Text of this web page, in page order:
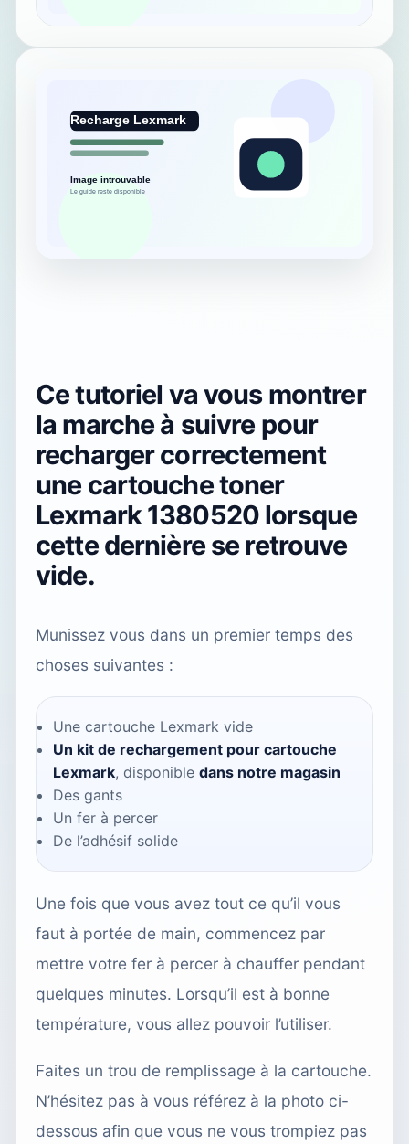
Ce tutoriel va vous montrer
la marche à suivre pour
recharger correctement
une cartouche toner
Lexmark 1380520 lorsque
cette dernière se retrouve
vide.
Munissez vous dans un premier temps des
choses suivantes :
Une cartouche Lexmark vide
Un kit de rechargement pour cartouche
Lexmark, disponible dans notre magasin
Des gants
Un fer à percer
De l’adhésif solide
Une fois que vous avez tout ce qu’il vous
faut à portée de main, commencez par
mettre votre fer à percer à chauffer pendant
quelques minutes. Lorsqu’il est à bonne
température, vous allez pouvoir l’utiliser.
Faites un trou de remplissage à la cartouche.
N’hésitez pas à vous référez à la photo ci-
dessous afin que vous ne vous trompiez pas